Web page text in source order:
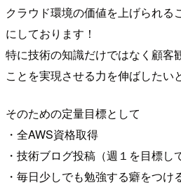
クラウド環境の価値を上げられる
にしております！
特に技術の知識だけではなく顧客
ことを実現させる力を伸ばしたい
そのための定量目標として
・全AWS資格取得
・技術ブログ投稿（週１を目標し
・毎日少しでも勉強する癖をつけ